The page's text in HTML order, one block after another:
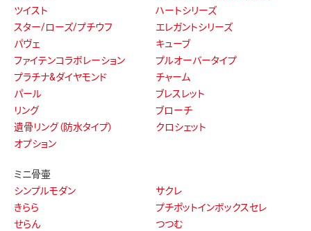
ツイスト
ハートシリーズ
スター/ローズ/プチウフ
エレガントシリーズ
パヴェ
キューブ
ファイテンコラボレーション
プルオーバータイプ
プラチナ&ダイヤモンド
チャーム
パール
ブレスレット
リング
ブローチ
遺骨リング（防水タイプ）
クロシェット
オプション
ミニ骨壷
シンプルモダン
サクレ
きらら
プチポットインボックスセレ
せらん
つつむ